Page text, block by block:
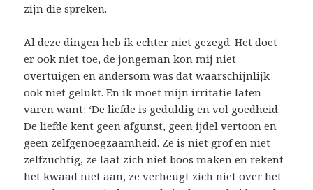
zijn die spreken.
Al deze dingen heb ik echter niet gezegd. Het doet
er ook niet toe, de jongeman kon mij niet
overtuigen en andersom was dat waarschijnlijk
ook niet gelukt. En ik moet mijn irritatie laten
varen want: ‘De liefde is geduldig en vol goedheid.
De liefde kent geen afgunst, geen ijdel vertoon en
geen zelfgenoegzaamheid. Ze is niet grof en niet
zelfzuchtig, ze laat zich niet boos maken en rekent
het kwaad niet aan, ze verheugt zich niet over het